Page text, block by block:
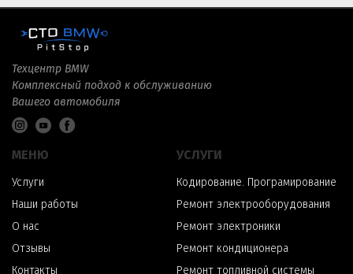
Техцентр BMW
Комплексный подход к обслуживанию
Вашего автомобиля
МЕНЮ
Услуги
Наши работы
О нас
Отзывы
Контакты
УСЛУГИ
Кодирование. Програмирование
Ремонт электрооборудования
Ремонт электроники
Ремонт кондиционера
Ремонт топливной системы